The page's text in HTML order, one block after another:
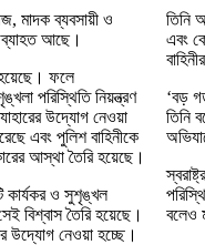
মাদক ব্যবসায়ী ও
আছে।
ফলে
পরিস্থিতি নিয়ন্ত্রণ
উদ্যোগ নেওয়া
এবং পুলিশ বাহিনীকে
আস্থা তৈরি হয়েছে।
কার্যকর ও সুশৃঙ্খল
বিশ্বাস তৈরি হয়েছে।
উদ্যোগ নেওয়া হচ্ছে।
তিনি
এবং
‘বড়
তিনি
বলেও